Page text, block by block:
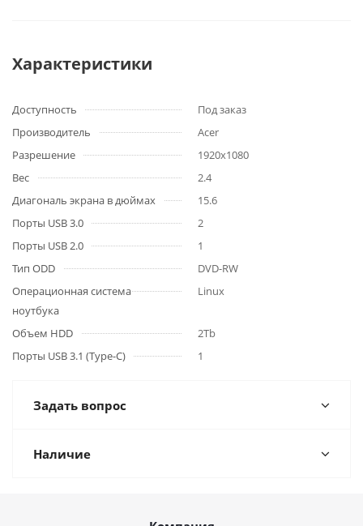
Характеристики
Доступность
Под заказ
Производитель
Acer
Разрешение
1920x1080
Вес
2.4
Диагональ экрана в дюймах
15.6
Порты USB 3.0
2
Порты USB 2.0
1
Тип ODD
DVD-RW
Операционная система
ноутбука
Linux
Объем HDD
2Tb
Порты USB 3.1 (Type-C)
1
Задать вопрос
Наличие